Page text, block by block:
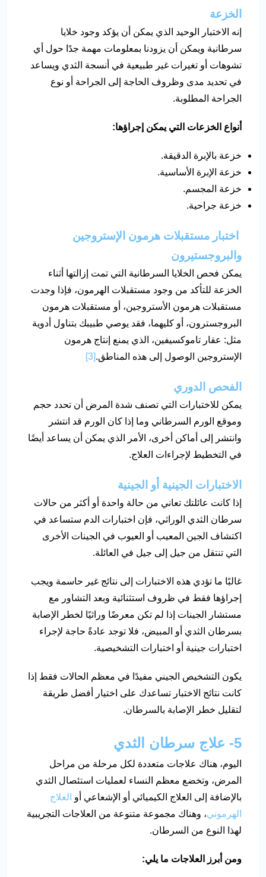
الخزعة
إنه الاختبار الوحيد الذي يمكن أن يؤكد وجود خلايا
سرطانية ويمكن أن يزودنا بمعلومات مهمة جدًا حول أي
تشوهات أو تغيرات غير طبيعية في أنسجة الثدي ويساعد
في تحديد مدى وظروف الحاجة إلى الجراحة أو نوع
الجراحة المطلوبة.
أنواع الخزعات التي يمكن إجراؤها:
خزعة بالإبرة الدقيقة.
خزعة الإبرة الأساسية.
خزعة المجسم.
خزعة جراحية.
اختبار مستقبلات هرمون الإستروجين
والبروجستيرون
يمكن فحص الخلايا السرطانية التي تمت إزالتها أثناء
الخزعة للتأكد من وجود مستقبلات الهرمون، فإذا وجدت
مستقبلات هرمون الأستروجين، أو مستقبلات هرمون
البروجسترون، أو كليهما، فقد يوصي طبيبك بتناول أدوية
مثل: عقار تاموكسيفين، الذي يمنع إنتاج هرمون
الإستروجين الوصول إلى هذه المناطق.[3]
الفحص الدوري
يمكن للاختبارات التي تصنف شدة المرض أن تحدد حجم
وموقع الورم السرطاني وما إذا كان الورم قد انتشر
وانتشر إلى أماكن أخرى، الأمر الذي يمكن أن يساعد أيضًا
في التخطيط لإجراءات العلاج.
الاختبارات الجينية أو الجينية
إذا كانت عائلتك تعاني من حالة واحدة أو أكثر من حالات
سرطان الثدي الوراثي، فإن اختبارات الدم ستساعد في
اكتشاف الجين المعيب أو العيوب في الجينات الأخرى
التي تنتقل من جيل إلى جيل في العائلة.
غالبًا ما تؤدي هذه الاختبارات إلى نتائج غير حاسمة ويجب
إجراؤها فقط في ظروف استثنائية وبعد التشاور مع
مستشار الجينات إذا لم تكن معرضًا وراثيًا لخطر الإصابة
بسرطان الثدي أو المبيض، فلا توجد عادةً حاجة لإجراء
اختبارات جينية أو اختبارات التشخيصية.
يكون التشخيص الجيني مفيدًا في معظم الحالات فقط إذا
كانت نتائج الاختبار تساعدك على اختيار أفضل طريقة
لتقليل خطر الإصابة بالسرطان.
5- علاج سرطان الثدي
اليوم، هناك علاجات متعددة لكل مرحلة من مراحل
المرض، وتخضع معظم النساء لعمليات استئصال الثدي
بالإضافة إلى العلاج الكيميائي أو الإشعاعي أو العلاج
الهرموني، وهناك مجموعة متنوعة من العلاجات التجريبية
لهذا النوع من السرطان.
ومن أبرز العلاجات ما يلي: